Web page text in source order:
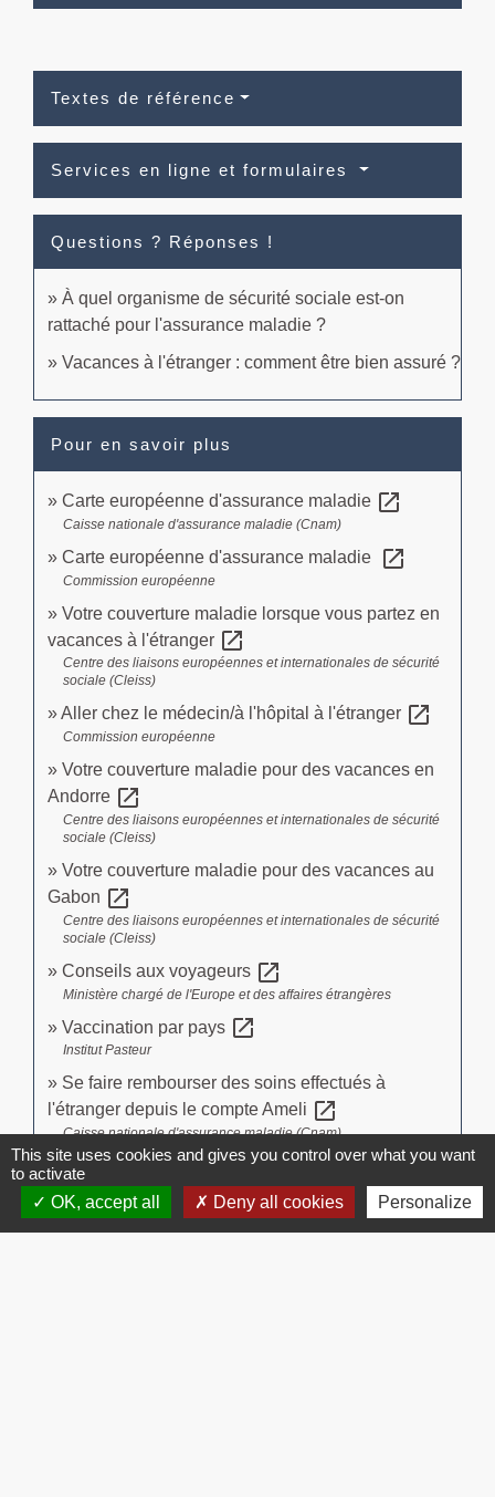
Textes de référence
Services en ligne et formulaires
Questions ? Réponses !
À quel organisme de sécurité sociale est-on
rattaché pour l'assurance maladie ?
Vacances à l'étranger : comment être bien assuré ?
Pour en savoir plus
Carte européenne d'assurance maladie open_in_new
Caisse nationale d'assurance maladie (Cnam)
Carte européenne d'assurance maladie open_in_new
Commission européenne
Votre couverture maladie lorsque vous partez en
vacances à l'étranger open_in_new
Centre des liaisons européennes et internationales de sécurité
sociale (Cleiss)
Aller chez le médecin/à l'hôpital à l'étranger open_in_new
Commission européenne
Votre couverture maladie pour des vacances en
Andorre open_in_new
Centre des liaisons européennes et internationales de sécurité
sociale (Cleiss)
Votre couverture maladie pour des vacances au
Gabon open_in_new
Centre des liaisons européennes et internationales de sécurité
sociale (Cleiss)
Conseils aux voyageurs open_in_new
Ministère chargé de l'Europe et des affaires étrangères
Vaccination par pays open_in_new
Institut Pasteur
Se faire rembourser des soins effectués à
l'étranger depuis le compte Ameli open_in_new
Caisse nationale d'assurance maladie (Cnam)
Signaler une erreur sur cette page
This site uses cookies and gives you control over what you want
to activate
OK, accept all
Deny all cookies Personalize